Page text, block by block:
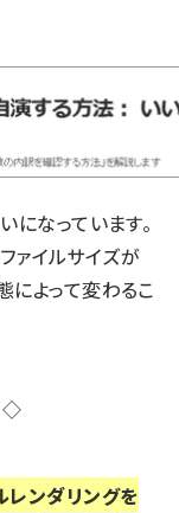
になっています。
ァイルサイズが
によって変わるこ
レンダリングを